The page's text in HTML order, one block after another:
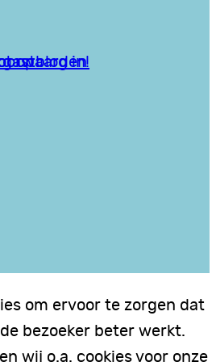
in!
op
om ervoor te zorgen dat
bezoeker beter werkt.
wij o.a. cookies voor onze